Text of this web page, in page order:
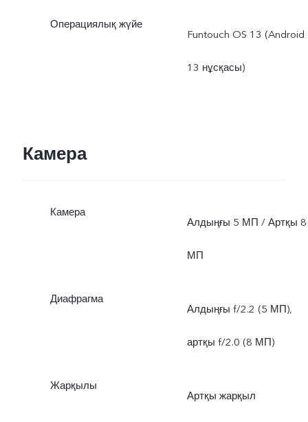
Операциялық жүйе
Funtouch OS 13 (Android
13 нұсқасы)
Камера
Камера
Алдыңғы 5 МП / Артқы 8
МП
Диафрагма
Алдыңғы f/2.2 (5 МП),
артқы f/2.0 (8 МП)
Жарқылы
Артқы жарқыл